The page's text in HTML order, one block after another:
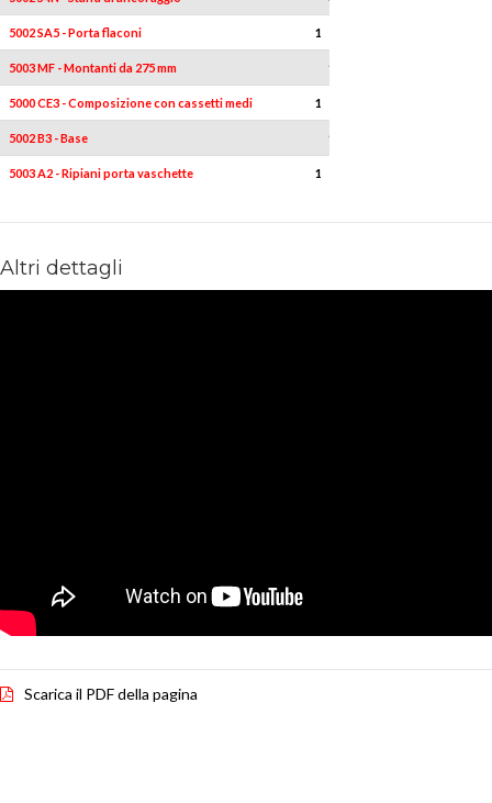
5002 SA5 - Porta flaconi 1
5003 MF - Montanti da 275 mm 1
5000 CE3 - Composizione con cassetti medi 1
5002 B3 - Base 1
5003 A2 - Ripiani porta vaschette 1
Altri dettagli
Scarica il PDF della pagina